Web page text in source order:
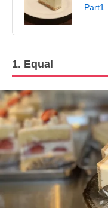
Part1
1. Equal